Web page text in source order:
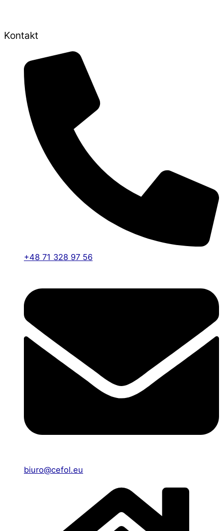
Kontakt
+48 71 328 97 56
biuro@cefol.eu